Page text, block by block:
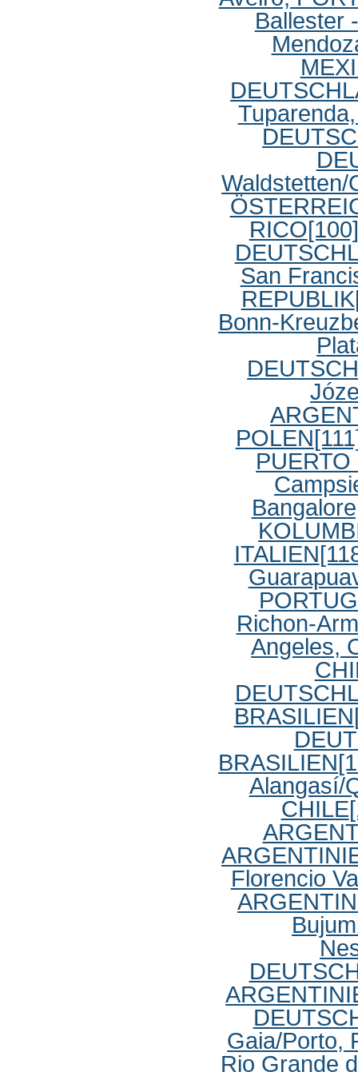
Ballester
Waldstetten/
RICO
San
REPUBLIK
Bonn-
POLEN
ITALIEN
Richon-
Angeles,
BRASILIEN
BRASILIEN
Alangasí/
CHILE
Florencio
Gaia/Porto,
Rio Grande